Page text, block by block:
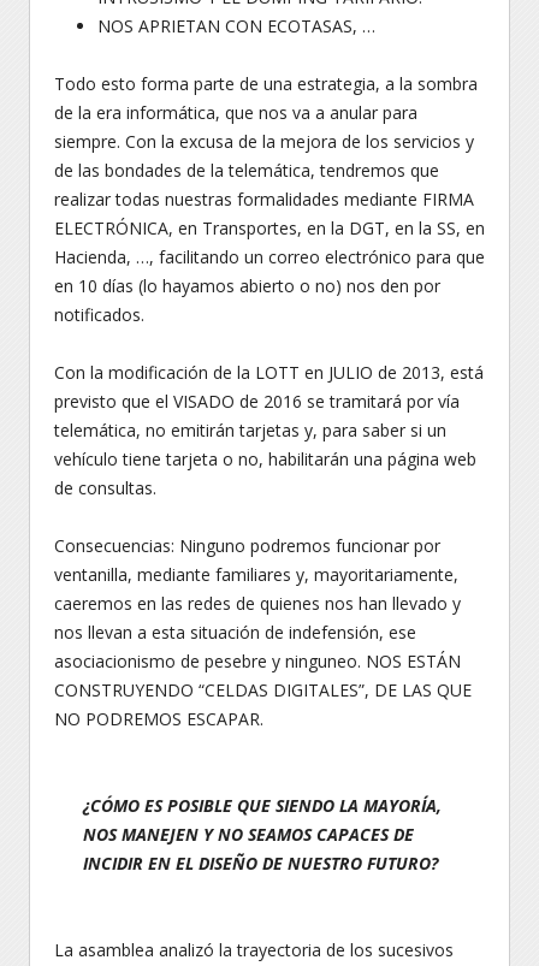
NOS APRIETAN CON ECOTASAS, …
Todo esto forma parte de una estrategia, a la sombra
de la era informática, que nos va a anular para
siempre. Con la excusa de la mejora de los servicios y
de las bondades de la telemática, tendremos que
realizar todas nuestras formalidades mediante FIRMA
ELECTRÓNICA, en Transportes, en la DGT, en la SS, en
Hacienda, …, facilitando un correo electrónico para que
en 10 días (lo hayamos abierto o no) nos den por
notificados.
Con la modificación de la LOTT en JULIO de 2013, está
previsto que el VISADO de 2016 se tramitará por vía
telemática, no emitirán tarjetas y, para saber si un
vehículo tiene tarjeta o no, habilitarán una página web
de consultas.
Consecuencias: Ninguno podremos funcionar por
ventanilla, mediante familiares y, mayoritariamente,
caeremos en las redes de quienes nos han llevado y
nos llevan a esta situación de indefensión, ese
asociacionismo de pesebre y ninguneo. NOS ESTÁN
CONSTRUYENDO “CELDAS DIGITALES”, DE LAS QUE
NO PODREMOS ESCAPAR.
¿CÓMO ES POSIBLE QUE SIENDO LA MAYORÍA,
NOS MANEJEN Y NO SEAMOS CAPACES DE
INCIDIR EN EL DISEÑO DE NUESTRO FUTURO?
La asamblea analizó la trayectoria de los sucesivos